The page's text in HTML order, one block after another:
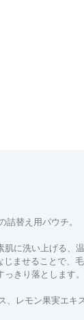
替え用パウチ。
に洗い上げる、
ませることで、毛
きり落とします
レモン果実エキ